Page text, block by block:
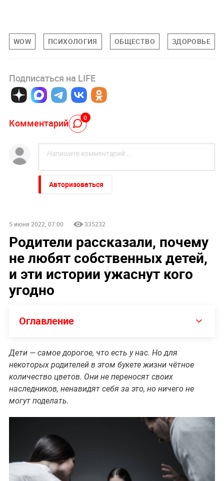
WOW ПСИХОЛОГИЯ ОБЩЕСТВО ЗДОРОВЬЕ
Подписаться на LIFE
Комментарий 0
Авторизоваться
5 июня 2022, 07:00 335232
Родители рассказали, почему
не любят собственных детей,
и эти истории ужаснут кого
угодно
Оглавление
Дети — самое дорогое, что есть у нас. Но для
некоторых родителей в этом букете жизни чётное
количество цветов. Они не переносят своих
наследников, ненавидят себя за это, но ничего не
могут поделать.